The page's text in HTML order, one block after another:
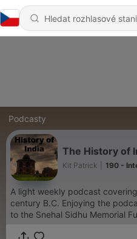
Podcasty
The History of
Kit Patrick 190 -
A light weekly podcast
century B.C. Enjoying the podcast? Please consider donating
to the Snehal Sidhu Memorial